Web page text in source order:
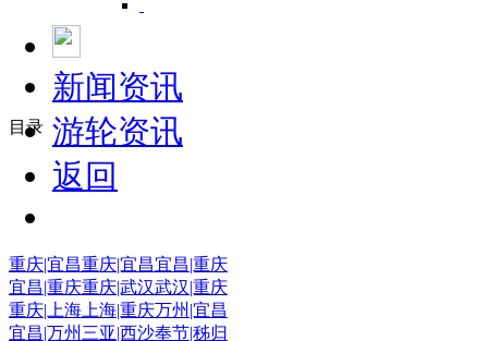
目录
新闻资讯
游轮资讯
返回
重庆|宜昌重庆|宜昌宜昌|重庆
宜昌|重庆重庆|武汉武汉|重庆
重庆|上海 上海|重庆万州|宜昌
宜昌|万州 三亚|西沙奉节|秭归